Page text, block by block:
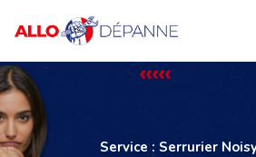
Service : Serrurier